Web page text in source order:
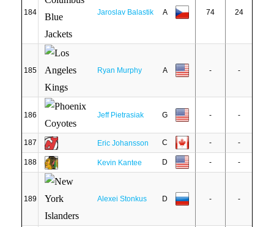
184 Jaroslav Balastik A 74 24
185 Ryan Murphy A - -
186 Jeff Pietrasiak G - -
187 Eric Johansson C - -
188 Kevin Kantee D - -
189 Alexei Stonkus D - -